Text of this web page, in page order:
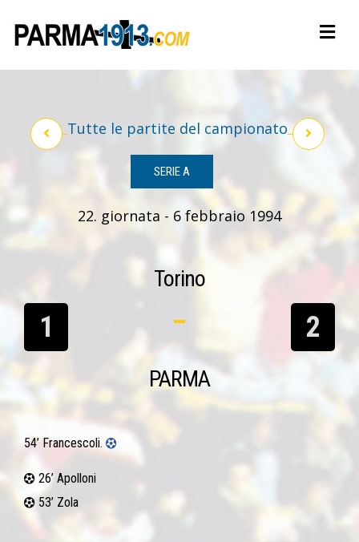
Tutte le partite del campionato
SERIE A
22. giornata - 6 febbraio 1994
Torino
1 2
PARMA
54’ Francescoli.
26’ Apolloni
53’ Zola